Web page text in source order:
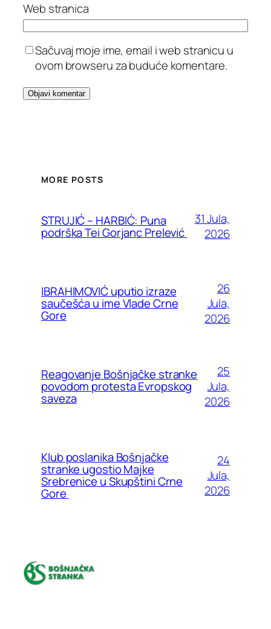
Web stranica
Sačuvaj moje ime, email i web stranicu u
ovom browseru za buduće komentare.
MORE POSTS
STRUJIĆ – HARBIĆ: Puna
podrška Tei Gorjanc Prelević
31 Jula,
2026
IBRAHIMOVIĆ uputio izraze
saučešća u ime Vlade Crne
Gore
26
Jula,
2026
Reagovanje Bošnjačke stranke
povodom protesta Evropskog
saveza
25
Jula,
2026
Klub poslanika Bošnjačke
stranke ugostio Majke
Srebrenice u Skupštini Crne
Gore
24
Jula,
2026